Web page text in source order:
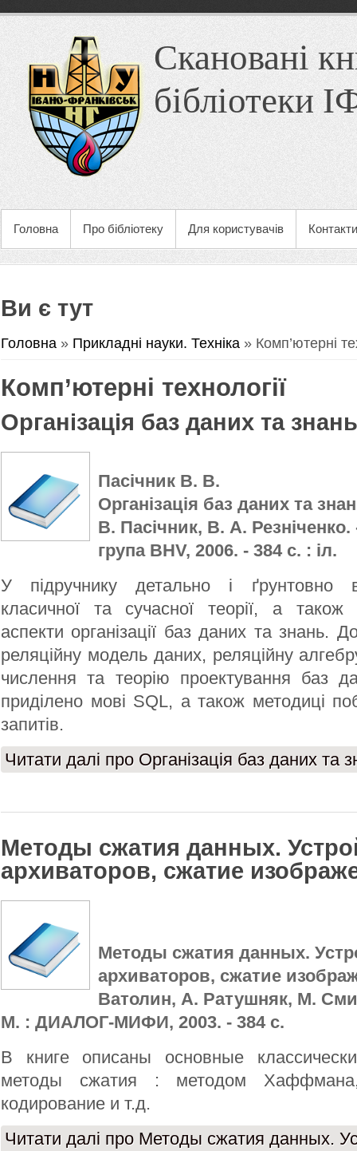
Скановані
бібліотеки
Головна Про бібліотеку Для користувачів Контакти
Ви є тут
Головна » Прикладні науки. Техніка » Комп’ютерні
Комп’ютерні технології
Організація баз даних та знань
Пасічник В. В.
Організація баз даних та
В. Пасічник, В. А.
група BHV, 2006. - 384 с. : іл.
У підручнику детально і ґрунтовно
класичної та сучасної теорії, а також
аспекти організації баз даних та знань.
реляційну модель даних, реляційну
числення та теорію проектування баз
приділено мові SQL, а також методиці
запитів.
Читати далі про Організація баз даних та
Методы сжатия данных.
архиваторов, сжатие
Методы сжатия данных.
архиваторов, сжатие
Ватолин, А. Ратушняк, М.
М. : ДИАЛОГ-МИФИ, 2003. - 384 с.
В книге описаны основные
методы сжатия : методом Хаффмана,
кодирование и т.д.
Читати далі про Методы сжатия данных.